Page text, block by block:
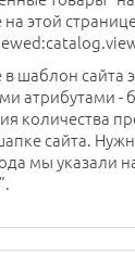
на этой
в шаблон сайта
атрибутами -
количества
сайта.
мы указали